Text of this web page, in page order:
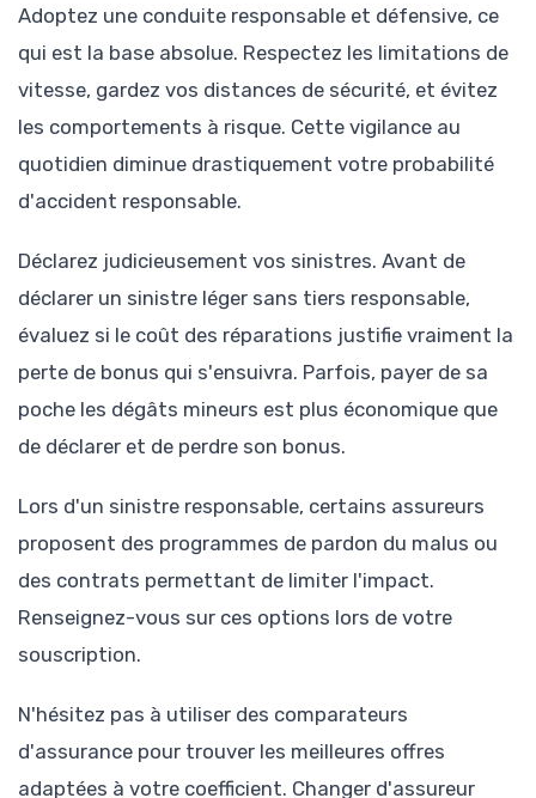
Adoptez une conduite responsable et défensive, ce
qui est la base absolue. Respectez les limitations de
vitesse, gardez vos distances de sécurité, et évitez
les comportements à risque. Cette vigilance au
quotidien diminue drastiquement votre probabilité
d'accident responsable.
Déclarez judicieusement vos sinistres. Avant de
déclarer un sinistre léger sans tiers responsable,
évaluez si le coût des réparations justifie vraiment la
perte de bonus qui s'ensuivra. Parfois, payer de sa
poche les dégâts mineurs est plus économique que
de déclarer et de perdre son bonus.
Lors d'un sinistre responsable, certains assureurs
proposent des programmes de pardon du malus ou
des contrats permettant de limiter l'impact.
Renseignez-vous sur ces options lors de votre
souscription.
N'hésitez pas à utiliser des comparateurs
d'assurance pour trouver les meilleures offres
adaptées à votre coefficient. Changer d'assureur